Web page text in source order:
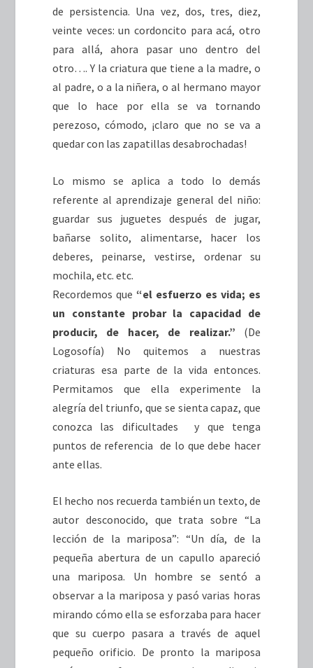
de persistencia. Una vez, dos, tres, diez,
veinte veces: un cordoncito para acá, otro
para allá, ahora pasar uno dentro del
otro…. Y la criatura que tiene a la madre, o
al padre, o a la niñera, o al hermano mayor
que lo hace por ella se va tornando
perezoso, cómodo, ¡claro que no se va a
quedar con las zapatillas desabrochadas!
Lo mismo se aplica a todo lo demás
referente al aprendizaje general del niño:
guardar sus juguetes después de jugar,
bañarse solito, alimentarse, hacer los
deberes, peinarse, vestirse, ordenar su
mochila, etc. etc.
Recordemos que “el esfuerzo es vida; es
un constante probar la capacidad de
producir, de hacer, de realizar.” (De
Logosofía) No quitemos a nuestras
criaturas esa parte de la vida entonces.
Permitamos que ella experimente la
alegría del triunfo, que se sienta capaz, que
conozca las dificultades y que tenga
puntos de referencia de lo que debe hacer
ante ellas.
El hecho nos recuerda también un texto, de
autor desconocido, que trata sobre “La
lección de la mariposa”: “Un día, de la
pequeña abertura de un capullo apareció
una mariposa. Un hombre se sentó a
observar a la mariposa y pasó varias horas
mirando cómo ella se esforzaba para hacer
que su cuerpo pasara a través de aquel
pequeño orificio. De pronto la mariposa